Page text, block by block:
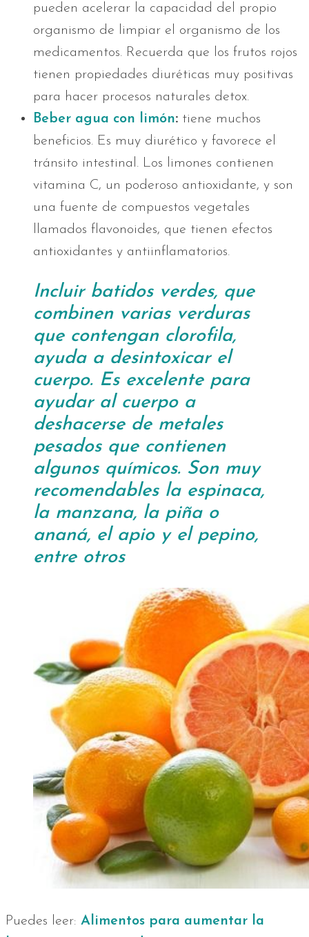
pueden acelerar la capacidad del propio
organismo de limpiar el organismo de los
medicamentos. Recuerda que los frutos rojos
tienen propiedades diuréticas muy positivas
para hacer procesos naturales detox.
Beber agua con limón: tiene muchos
beneficios. Es muy diurético y favorece el
tránsito intestinal. Los limones contienen
vitamina C, un poderoso antioxidante, y son
una fuente de compuestos vegetales
llamados flavonoides, que tienen efectos
antioxidantes y antiinflamatorios.
Incluir batidos verdes, que
combinen varias verduras
que contengan clorofila,
ayuda a desintoxicar el
cuerpo. Es excelente para
ayudar al cuerpo a
deshacerse de metales
pesados que contienen
algunos químicos. Son muy
recomendables la espinaca,
la manzana, la piña o
ananá, el apio y el pepino,
entre otros
Puedes leer: Alimentos para aumentar la